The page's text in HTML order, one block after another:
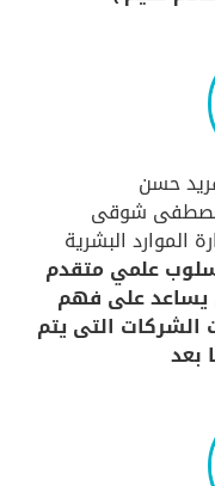
حسن
مصطفى شوقى
الموارد البشرية
علمي متقدم
على فهم
الشركات التى يتم
بعد